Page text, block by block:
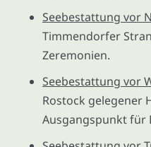
Seebestattung vor
Timmendorfer
Zeremonien.
Seebestattung vor
Rostock gelegener
Ausgangspunkt für